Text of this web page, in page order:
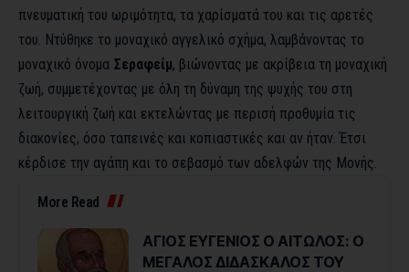
πνευματική του ωριμότητα, τα χαρίσματά του και τις αρετές
του. Ντύθηκε το μοναχικό αγγελικό σχήμα, λαμβάνοντας το
μοναχικό όνομα Σεραφείμ, βιώνοντας με ακρίβεια τη μοναχική
ζωή, συμμετέχοντας με όλη τη δύναμη της ψυχής του στη
λειτουργική ζωή και εκτελώντας με περισή προθυμία τις
διακονίες, όσο ταπεινές και κοπιαστικές και αν ήταν. Έτσι
κέρδισε την αγάπη και το σεβασμό των αδελφών της Μονής.
More Read
ΑΓΙΟΣ ΕΥΓΕΝΙΟΣ Ο ΑΙΤΩΛΟΣ: Ο
ΜΕΓΑΛΟΣ ΔΙΔΑΣΚΑΛΟΣ ΤΟΥ